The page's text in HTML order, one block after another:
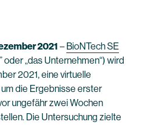
2021 – BioNTech SE
oder „das Unternehmen“) wird
2021, eine virtuelle
die Ergebnisse erster
ungefähr zwei Wochen
Die Untersuchung zielte